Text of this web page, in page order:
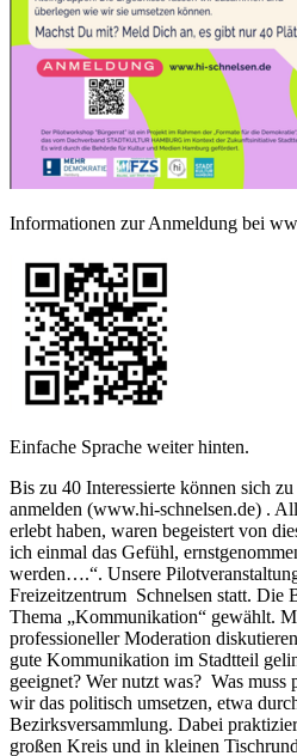
Informationen zur Anmeldung bei
Einfache Sprache weiter hinten.
Bis zu 40 Interessierte können sich
anmelden (www.hi-schnelsen.de) .
erlebt haben, waren begeistert von
ich einmal das Gefühl,
werden….“. Unsere
Freizeitzentrum Schnelsen statt. Die
Thema „Kommunikation“ gewählt.
professioneller Moderation
gute Kommunikation im Stadtteil
geeignet? Wer nutzt was? Was muss
wir das politisch umsetzen, etwa
Bezirksversammlung. Dabei
großen Kreis und in kleinen